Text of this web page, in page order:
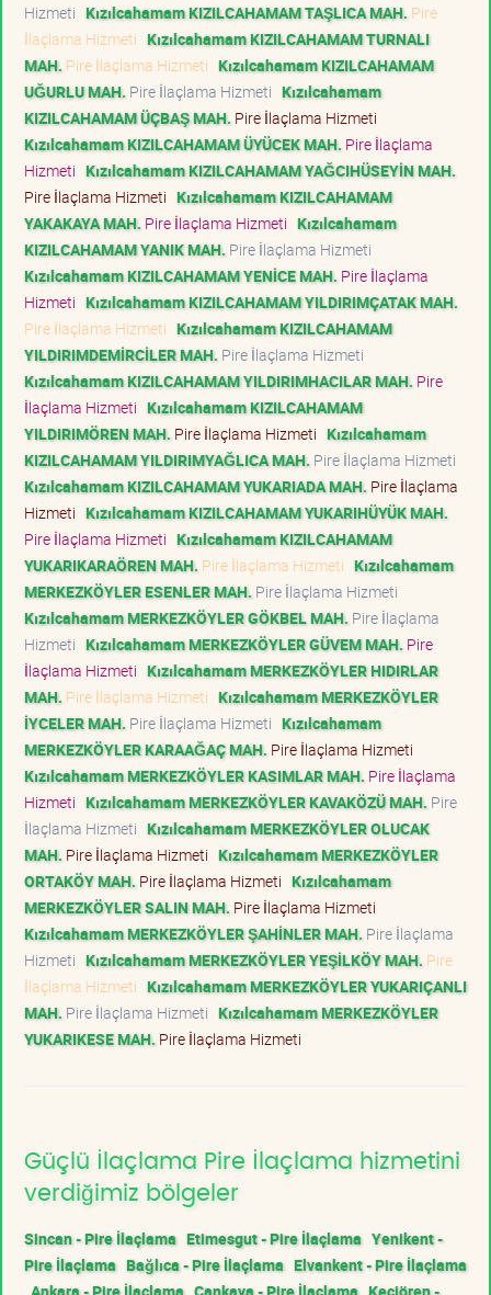
Hizmeti Kızılcahamam KIZILCAHAMAM TAŞLICA MAH. Pire
İlaçlama Hizmeti Kızılcahamam KIZILCAHAMAM TURNALI
MAH. Pire İlaçlama Hizmeti Kızılcahamam KIZILCAHAMAM
UĞURLU MAH. Pire İlaçlama Hizmeti Kızılcahamam
KIZILCAHAMAM ÜÇBAŞ MAH. Pire İlaçlama Hizmeti
Kızılcahamam KIZILCAHAMAM ÜYÜCEK MAH. Pire İlaçlama
Hizmeti Kızılcahamam KIZILCAHAMAM YAĞCIHÜSEYİN MAH.
Pire İlaçlama Hizmeti Kızılcahamam KIZILCAHAMAM
YAKAKAYA MAH. Pire İlaçlama Hizmeti Kızılcahamam
KIZILCAHAMAM YANIK MAH. Pire İlaçlama Hizmeti
Kızılcahamam KIZILCAHAMAM YENİCE MAH. Pire İlaçlama
Hizmeti Kızılcahamam KIZILCAHAMAM YILDIRIMÇATAK MAH.
Pire İlaçlama Hizmeti Kızılcahamam KIZILCAHAMAM
YILDIRIMDEMİRCİLER MAH. Pire İlaçlama Hizmeti
Kızılcahamam KIZILCAHAMAM YILDIRIMHACILAR MAH. Pire
İlaçlama Hizmeti Kızılcahamam KIZILCAHAMAM
YILDIRIMÖREN MAH. Pire İlaçlama Hizmeti Kızılcahamam
KIZILCAHAMAM YILDIRIMYAĞLICA MAH. Pire İlaçlama Hizmeti
Kızılcahamam KIZILCAHAMAM YUKARIADA MAH. Pire İlaçlama
Hizmeti Kızılcahamam KIZILCAHAMAM YUKARIHÜYÜK MAH.
Pire İlaçlama Hizmeti Kızılcahamam KIZILCAHAMAM
YUKARIKARAÖREN MAH. Pire İlaçlama Hizmeti Kızılcahamam
MERKEZKÖYLER ESENLER MAH. Pire İlaçlama Hizmeti
Kızılcahamam MERKEZKÖYLER GÖKBEL MAH. Pire İlaçlama
Hizmeti Kızılcahamam MERKEZKÖYLER GÜVEM MAH. Pire
İlaçlama Hizmeti Kızılcahamam MERKEZKÖYLER HIDIRLAR
MAH. Pire İlaçlama Hizmeti Kızılcahamam MERKEZKÖYLER
İYCELER MAH. Pire İlaçlama Hizmeti Kızılcahamam
MERKEZKÖYLER KARAAĞAÇ MAH. Pire İlaçlama Hizmeti
Kızılcahamam MERKEZKÖYLER KASIMLAR MAH. Pire İlaçlama
Hizmeti Kızılcahamam MERKEZKÖYLER KAVAKÖZÜ MAH. Pire
İlaçlama Hizmeti Kızılcahamam MERKEZKÖYLER OLUCAK
MAH. Pire İlaçlama Hizmeti Kızılcahamam MERKEZKÖYLER
ORTAKÖY MAH. Pire İlaçlama Hizmeti Kızılcahamam
MERKEZKÖYLER SALIN MAH. Pire İlaçlama Hizmeti
Kızılcahamam MERKEZKÖYLER ŞAHİNLER MAH. Pire İlaçlama
Hizmeti Kızılcahamam MERKEZKÖYLER YEŞİLKÖY MAH. Pire
İlaçlama Hizmeti Kızılcahamam MERKEZKÖYLER YUKARIÇANLI
MAH. Pire İlaçlama Hizmeti Kızılcahamam MERKEZKÖYLER
YUKARIKESE MAH. Pire İlaçlama Hizmeti
Güçlü İlaçlama Pire İlaçlama hizmetini
verdiğimiz bölgeler
Sincan - Pire İlaçlama Etimesgut - Pire İlaçlama Yenikent -
Pire İlaçlama Bağlıca - Pire İlaçlama Elvankent - Pire İlaçlama